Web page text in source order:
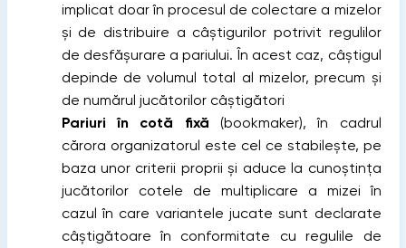
implicat doar în procesul de colectare a mizelor
şi de distribuire a câştigurilor potrivit regulilor
de desfășurare a pariului. În acest caz, câştigul
depinde de volumul total al mizelor, precum şi
de numărul jucătorilor câştigători
Pariuri în cotă fixă (bookmaker), în cadrul
cărora organizatorul este cel ce stabileşte, pe
baza unor criterii proprii şi aduce la cunoştinţa
jucătorilor cotele de multiplicare a mizei în
cazul în care variantele jucate sunt declarate
câştigătoare în conformitate cu regulile de